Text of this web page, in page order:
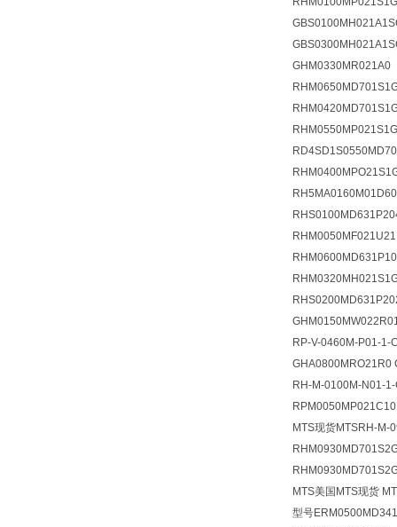
GHM0330MR021A0
RHM0050MF021U21
RP-V-0460M-P01-1-
GHA0800MRO21R0
RH-M-0100M-N01-
MTS现货MTSRH-M-
MTS美国MTS现货
型号